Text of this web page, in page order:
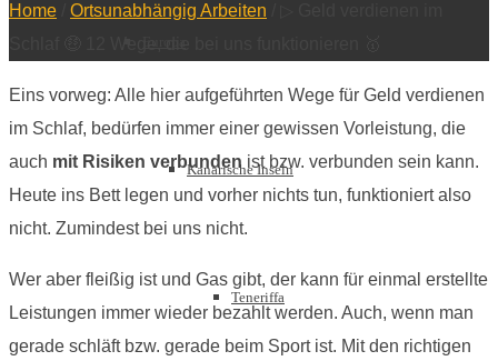
Kanarische Inseln
Teneriffa
Home Ortsunabhängig Arbeiten
Eins vorweg: Alle hier aufgeführten Wege für Geld verdienen
im Schlaf, bedürfen immer einer gewissen Vorleistung, die
auch mit Risiken verbunden ist bzw. verbunden sein kann.
Heute ins Bett legen und vorher nichts tun, funktioniert also
nicht. Zumindest bei uns nicht.
Wer aber fleißig ist und Gas gibt, der kann für einmal erstellte
Leistungen immer wieder bezahlt werden. Auch, wenn man
gerade schläft bzw. gerade beim Sport ist. Mit den richtigen